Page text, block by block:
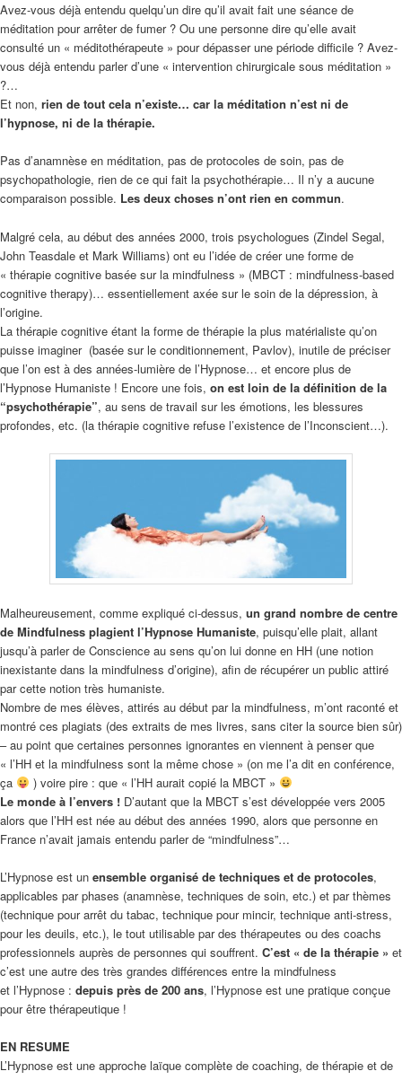
Avez-vous déjà entendu quelqu’un dire qu’il avait fait une séance de
méditation pour arrêter de fumer ? Ou une personne dire qu’elle avait
consulté un « méditothérapeute » pour dépasser une période difficile ? Avez-
vous déjà entendu parler d’une « intervention chirurgicale sous méditation »
?…
Et non, rien de tout cela n’existe… car la méditation n’est ni de
l’hypnose, ni de la thérapie.
Pas d’anamnèse en méditation, pas de protocoles de soin, pas de
psychopathologie, rien de ce qui fait la psychothérapie… Il n’y a aucune
comparaison possible. Les deux choses n’ont rien en commun.
Malgré cela, au début des années 2000, trois psychologues (Zindel Segal,
John Teasdale et Mark Williams) ont eu l’idée de créer une forme de
« thérapie cognitive basée sur la mindfulness » (MBCT : mindfulness-based
cognitive therapy)… essentiellement axée sur le soin de la dépression, à
l’origine.
La thérapie cognitive étant la forme de thérapie la plus matérialiste qu’on
puisse imaginer (basée sur le conditionnement, Pavlov), inutile de préciser
que l’on est à des années-lumière de l’Hypnose… et encore plus de
l’Hypnose Humaniste ! Encore une fois, on est loin de la définition de la
“psychothérapie”, au sens de travail sur les émotions, les blessures
profondes, etc. (la thérapie cognitive refuse l’existence de l’Inconscient…).
Malheureusement, comme expliqué ci-dessus, un grand nombre de centre
de Mindfulness plagient l’Hypnose Humaniste, puisqu’elle plait, allant
jusqu’à parler de Conscience au sens qu’on lui donne en HH (une notion
inexistante dans la mindfulness d’origine), afin de récupérer un public attiré
par cette notion très humaniste.
Nombre de mes élèves, attirés au début par la mindfulness, m’ont raconté et
montré ces plagiats (des extraits de mes livres, sans citer la source bien sûr)
– au point que certaines personnes ignorantes en viennent à penser que
« l’HH et la mindfulness sont la même chose » (on me l’a dit en conférence,
ça
) voire pire : que « l’HH aurait copié la MBCT »
Le monde à l’envers ! D’autant que la MBCT s’est développée vers 2005
alors que l’HH est née au début des années 1990, alors que personne en
France n’avait jamais entendu parler de “mindfulness”…
L’Hypnose est un ensemble organisé de techniques et de protocoles,
applicables par phases (anamnèse, techniques de soin, etc.) et par thèmes
(technique pour arrêt du tabac, technique pour mincir, technique anti-stress,
pour les deuils, etc.), le tout utilisable par des thérapeutes ou des coachs
professionnels auprès de personnes qui souffrent. C’est « de la thérapie » et
c’est une autre des très grandes différences entre la mindfulness
et l’Hypnose : depuis près de 200 ans, l’Hypnose est une pratique conçue
pour être thérapeutique !
EN RESUME
L’Hypnose est une approche laïque complète de coaching, de thérapie et de